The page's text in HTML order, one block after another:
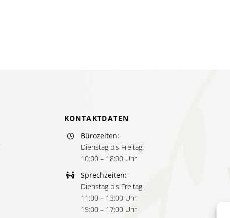
KONTAKTDATEN
Bürozeiten:
Dienstag bis Freitag:
10:00 – 18:00 Uhr
Sprechzeiten:
Dienstag bis Freitag
11:00 – 13:00 Uhr
15:00 – 17:00 Uhr